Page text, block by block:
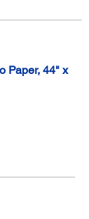
Paper, 44" x